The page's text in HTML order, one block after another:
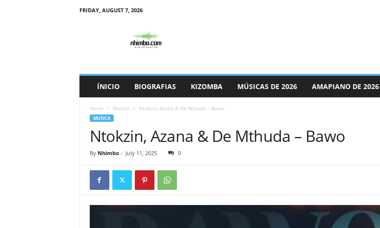
FRIDAY, AUGUST 7, 2026
ÍNICIO BIOGRAFIAS KIZOMBA MÚSICAS DE 2026 AMAPIANO DE 2026
Home Musica Ntokzin, Azana & De Mthuda – Bawo
MUSICA
Ntokzin, Azana & De Mthuda – Bawo
By Nhimbo- July 11, 2025 0